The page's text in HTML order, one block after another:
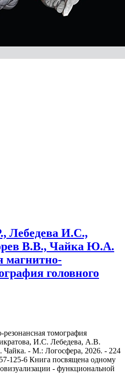
Лебедева И.С.,
В.В., Чайка Ю.А.
магнитно-
головного
томография
И.С. Лебедева, А.В.
- М.: Логосфера, 2026. - 224
125-6 Книга посвящена одному
- функциональной